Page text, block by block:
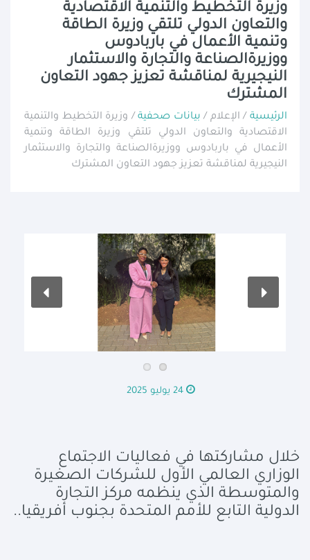
وزيرة التخطيط والتنمية الاقتصادية
والتعاون الدولي تلتقي وزيرة الطاقة
وتنمية الأعمال في باربادوس
ووزيرةالصناعة والتجارة والاستثمار
النيجيرية لمناقشة تعزيز جهود التعاون
المشترك
الرئيسية/ الإعلام / بيانات صحفية/ وزيرة التخطيط والتنمية
الاقتصادية والتعاون الدولي تلتقي وزيرة الطاقة وتنمية
الأعمال في باربادوس ووزيرةالصناعة والتجارة والاستثمار
النيجيرية لمناقشة تعزيز جهود التعاون المشترك
24 يوليو 2025
خلال مشاركتها في فعاليات الاجتماع
الوزاري العالمي الأول للشركات الصغيرة
والمتوسطة الذي ينظمه مركز التجارة
الدولية التابع للأمم المتحدة بجنوب أفريقيا..